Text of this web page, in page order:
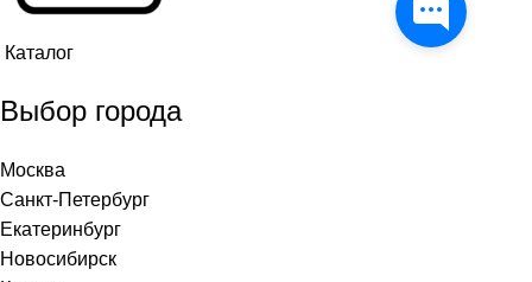
Каталог
Выбор города
Москва
Санкт-Петербург
Екатеринбург
Новосибирск